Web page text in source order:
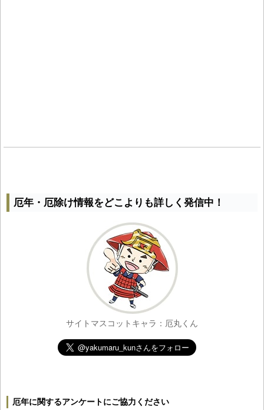
厄年・厄除け情報をどこよりも詳しく発信中！
サイトマスコットキャラ：厄丸くん
厄年に関するアンケートにご協力ください